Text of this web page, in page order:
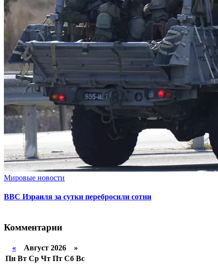
Мировые новости
ВВС Израиля за сутки перебросили сотни
Комментарии
« Август 2026 »
Пн Вт Ср Чт Пт Сб Вс